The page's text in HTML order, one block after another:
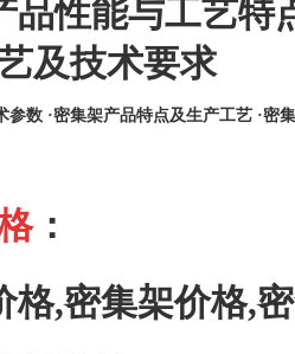
品性能与工艺特
及技术要求
参数 ·密集架产品特点及生产工艺 ·密
：
格,密集架价格,